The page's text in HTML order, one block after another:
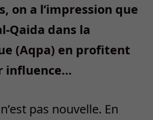
on a l’impression que
Qaida dans la
(Aqpa) en profitent
influence…
pas nouvelle. En